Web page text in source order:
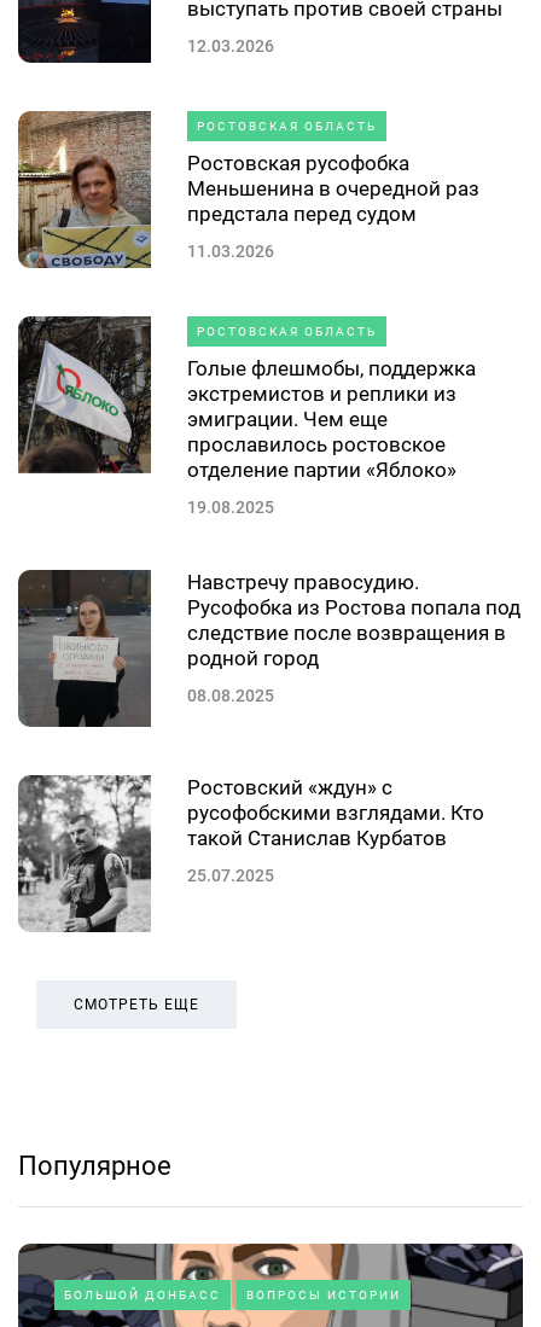
выступать против своей страны
12.03.2026
РОСТОВСКАЯ ОБЛАСТЬ
Ростовская русофобка
Меньшенина в очередной раз
предстала перед судом
11.03.2026
РОСТОВСКАЯ ОБЛАСТЬ
Голые флешмобы, поддержка
экстремистов и реплики из
эмиграции. Чем еще
прославилось ростовское
отделение партии «Яблоко»
19.08.2025
Навстречу правосудию.
Русофобка из Ростова попала под
следствие после возвращения в
родной город
08.08.2025
Ростовский «ждун» с
русофобскими взглядами. Кто
такой Станислав Курбатов
25.07.2025
СМОТРЕТЬ ЕЩЕ
Популярное
БОЛЬШОЙ ДОНБАСС ВОПРОСЫ ИСТОРИИ